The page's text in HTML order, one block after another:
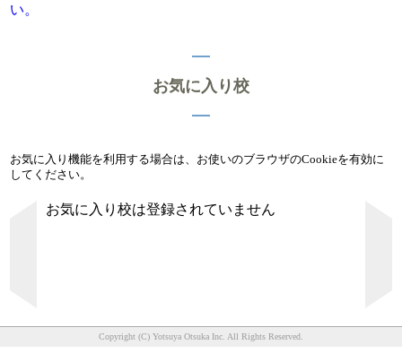
い。
お気に入り校
お気に入り機能を利用する場合は、お使いのブラウザのCookieを有効に
してください。
お気に入り校は登録されていません
Copyright (C) Yotsuya Otsuka Inc. All Rights Reserved.